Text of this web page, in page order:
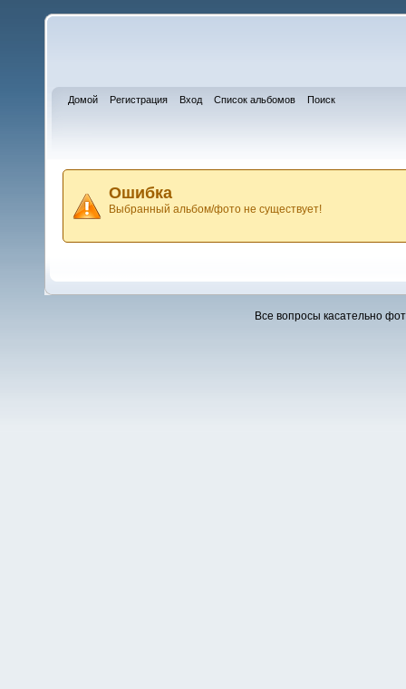
Домой Регистрация Вход Список альбомов Поиск
Ошибка
Выбранный альбом/фото не существует!
Все вопросы касательно